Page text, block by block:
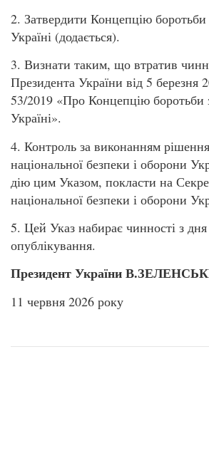
2. Затвердити Концепцію
Україні (додається).
3. Визнати таким, що втратив
Президента України від 5
53/2019 «Про Концепцію боротьби
Україні».
4. Контроль за виконанням
національної безпеки і оборони
дію цим Указом, покласти на
національної безпеки і оборони
5. Цей Указ набирає чинності з
опублікування.
Президент України
11 червня 2026 року